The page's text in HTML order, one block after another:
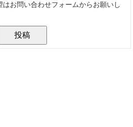
お問い合わせフォームからお願いし